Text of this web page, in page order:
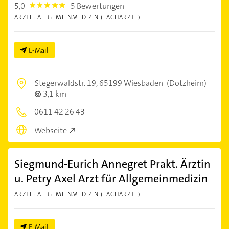
5,0 5.0 5 Bewertungen
ÄRZTE: ALLGEMEINMEDIZIN (FACHÄRZTE)
E-Mail
Stegerwaldstr. 19,65199 Wiesbaden (Dotzheim)
3,1 km
0611 42 26 43
Webseite
Siegmund-Eurich Annegret Prakt. Ärztin
u. Petry Axel Arzt für Allgemeinmedizin
ÄRZTE: ALLGEMEINMEDIZIN (FACHÄRZTE)
E-Mail